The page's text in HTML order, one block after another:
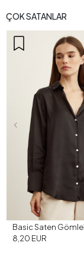
ÇOK SATANLAR
Basic Saten
8,20 EUR